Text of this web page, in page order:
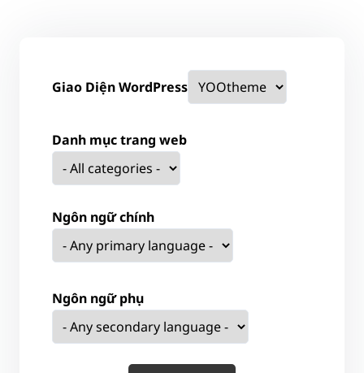
Giao Diện WordPress
Danh mục trang web
Ngôn ngữ chính
Ngôn ngữ phụ